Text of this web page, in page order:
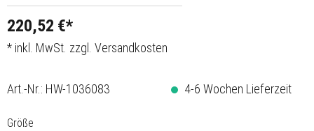
220,52 €*
* inkl. MwSt. zzgl. Versandkosten
Art.-Nr.: HW-1036083 4-6 Wochen Lieferzeit
Größe